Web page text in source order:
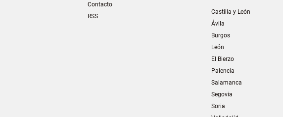
Contacto
RSS
Castilla y León
Ávila
Burgos
León
El Bierzo
Palencia
Salamanca
Segovia
Soria